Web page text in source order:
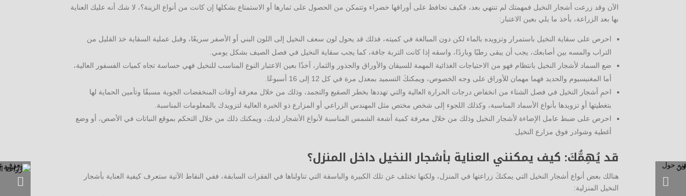
الآن وقد زرعت أشجار النخيل فمهمتك لم تنتهي بعد، فكيف تحافظ على أوراقها خضراء وتتمكن من الحصول على ثمارها أو الاستمتاع بشكلها إن كانت من أنواع الزينة؟، لا شك أنه عليك العناية
بها بعد الزراعة، بأخذ ما يلي بعين الاعتبار:
احرص على سقاية النخيل باستمرار وتزويده بالماء لكن دون المبالغة في كميته، فذلك قد يحول لون سعف النخيل إلى اللون البني أو الأصفر سريعًا، وقبل عملية السقاية خذ القليل من
التراب والمسه بين أصابعك، يجب أن يبقى رطبًا وباردًا، واسقه إذا كانت التربة جافة، كما يجب سقاية النخيل في فصل الصيف بشكل يومي.
ضع السماد لأشجار النخيل بانتظام فهو من الاحتياجات الغذائية المهمة للسيقان والأوراق والجذور والثمار، آخذًا بعين الاعتبار النوع المناسب للنخيل فهي حساسة تجاه كميات الفسفور العالية،
أما المغنيسيوم والحديد فهما مهمان للأوراق على وجه الخصوص، ويمكنكَ التسميد بمعدل مرة في كل 12 إلى 16 أسبوعًا.
احمِ أشجار النخيل في فصل الشتاء من انخفاض درجات الحرارة العالية والتي تهددها بخطر الصقيع والتجمد، وذلك من خلال معرفة أوقات المنخفضات الجوية مسبقًا وتأمين الحماية لها
بتغطيتها أو تزويدها بأنواع الأسماد المناسبة، وكذلك اللجوء إلى شخص مختص مثل المهندس الزراعي أو المزارع ذو الخبرة العالية لتزويدك بالمعلومات المناسبة.
احرص على ضبط عامل الإضاءة لأشجار النخيل وذلك من خلال معرفة كمية أشعة الشمس المناسبة لأنواع الأشجار لديك، ويمكنك ذلك من خلال التحكم بموقع النباتات في الأصص، أو وضع
أغطية وشوادر فوق مزارع النخيل.
قد يُهِمُّكَ: كيف يمكنني العناية بأشجار النخيل داخل المنزل؟
هنالك بعض أنواع أشجار النخيل التي يمكنكَ زراعتها في المنزل، ولكنها تختلف عن تلك الكبيرة والباسقة التي تناولناها في الفقرات السابقة، ففي النقاط الآتية ستعرف كيفية العناية بأشجار
النخيل المنزلية: